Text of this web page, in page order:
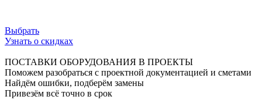
Выбрать
Узнать о скидках
ПОСТАВКИ ОБОРУДОВАНИЯ В ПРОЕКТЫ
Поможем разобраться с проектной документацией и сметами
Найдём ошибки, подберём замены
Привезём всё точно в срок